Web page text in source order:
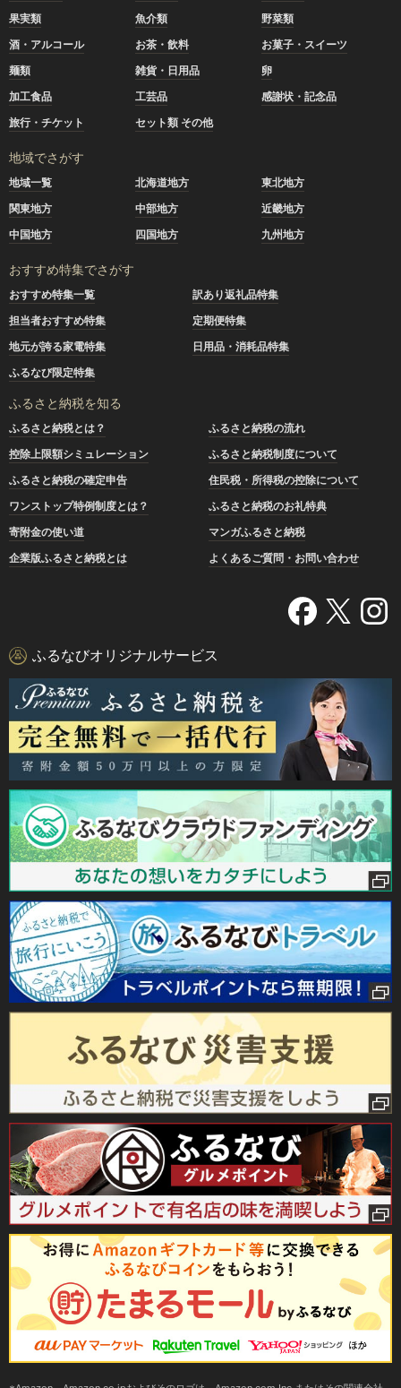
果実類
魚介類
野菜類
酒・アルコール
お茶・飲料
お菓子・スイーツ
麺類
雑貨・日用品
卵
加工食品
工芸品
感謝状・記念品
旅行・チケット
セット類 その他
地域でさがす
地域一覧 北海道地方
東北地方
関東地方
中部地方
近畿地方
中国地方
四国地方 九州地方
おすすめ特集でさがす
おすすめ特集一覧
訳あり返礼品特集
担当者おすすめ特集
定期便特集
地元が誇る家電特集
日用品・消耗品特集
ふるなび限定特集
ふるさと納税を知る
ふるさと納税とは？
ふるさと納税の流れ
控除上限額シミュレーション
ふるさと納税制度について
ふるさと納税の確定申告
住民税・所得税の控除について
ワンストップ特例制度とは？
ふるさと納税のお礼特典
寄附金の使い道
マンガふるさと納税
企業版ふるさと納税とは
よくあるご質問・お問い合わせ
ふるなびオリジナルサービス